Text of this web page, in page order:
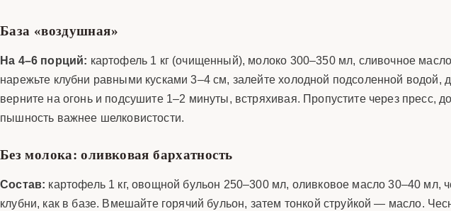
База «воздушная»
На 4–6 порций: картофель 1 кг (очищенный), молоко 300–350 мл, сливочное
нарежьте клубни равными кусками 3–4 см, залейте холодной подсоленной водой,
верните на огонь и подсушите 1–2 минуты, встряхивая. Пропустите через пресс,
пышность важнее шелковистости.
Без молока: оливковая бархатность
Состав: картофель 1 кг, овощной бульон 250–300 мл, оливковое масло 30–40 мл,
клубни, как в базе. Вмешайте горячий бульон, затем тонкой струйкой — масло.